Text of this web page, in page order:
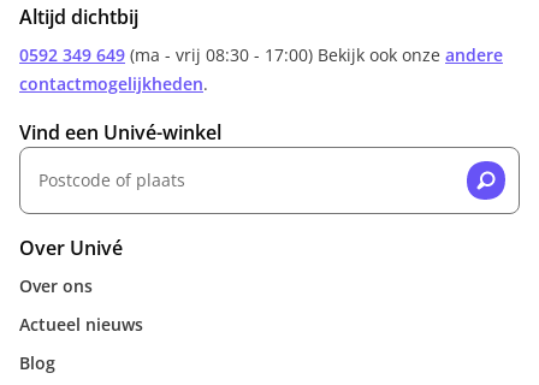
Altijd dichtbij
0592 349 649 (ma - vrij 08:30 - 17:00) Bekijk ook onze andere
contactmogelijkheden.
Vind een Univé-winkel
Over Univé
Over ons
Actueel nieuws
Blog